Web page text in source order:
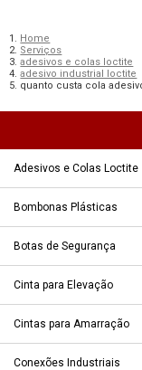
Home
Serviços
adesivos e colas loctite
adesivo industrial loctite
quanto custa cola
Adesivos e Colas Loctite
Bombonas Plásticas
Botas de Segurança
Cinta para Elevação
Cintas para Amarração
Conexões Industriais